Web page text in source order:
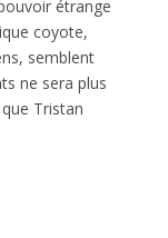
étrange
coyote,
semblent
ne sera plus
Tristan